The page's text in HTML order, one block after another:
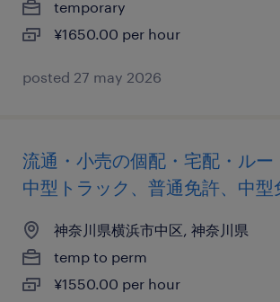
temporary
¥1650.00 per hour
posted 27 may 2026
流通・小売の個配・宅配・ルー
中型トラック、普通免許、中型
神奈川県横浜市中区, 神奈川県
temp to perm
¥1550.00 per hour